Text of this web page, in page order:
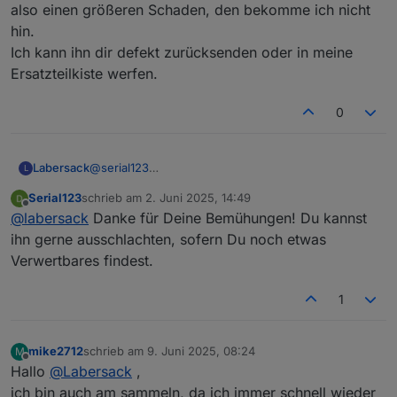
0
F
HM-LC-
2-PBU-
FM
evtl.
weitere
Versand
Versand hin und
Kosten
also einen größeren Schaden, den bekomme ich nicht
hin.
Ich kann ihn dir defekt zurücksenden oder in meine
Ersatzteilkiste werfen.
0
L Labersack@serial123
Sicherungswiderstand durch.
Ich habe einen neuen SI-R eingelötet und den
Schalter an mein Testbrett angeschlossen.
und ZACK war der auch wieder durch. Der Schalter
hat also einen größeren Schaden, den bekomme ich
Ich kann ihn dir defekt zurücksenden oder in meine
Offline
Serial123schrieb am 2. Juni 2025, 14:49
zuletzt editiert von
@labersack Danke für Deine Bemühungen! Du kannst
ihn gerne ausschlachten, sofern Du noch etwas
Verwertbares findest.
1
M
Offline
mike2712schrieb am 9. Juni 2025, 08:24
zuletzt editiert von
Hallo @Labersack ,
ich bin auch am sammeln, da ich immer schnell wieder